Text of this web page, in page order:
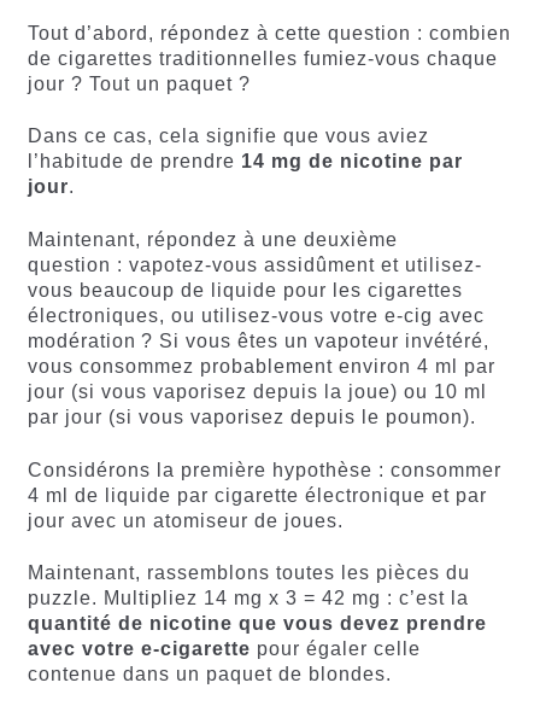
Tout d’abord, répondez à cette question : combien
de cigarettes traditionnelles fumiez-vous chaque
jour ? Tout un paquet ?
Dans ce cas, cela signifie que vous aviez
l’habitude de prendre 14 mg de nicotine par
jour.
Maintenant, répondez à une deuxième
question : vapotez-vous assidûment et utilisez-
vous beaucoup de liquide pour les cigarettes
électroniques, ou utilisez-vous votre e-cig avec
modération ? Si vous êtes un vapoteur invétéré,
vous consommez probablement environ 4 ml par
jour (si vous vaporisez depuis la joue) ou 10 ml
par jour (si vous vaporisez depuis le poumon).
Considérons la première hypothèse : consommer
4 ml de liquide par cigarette électronique et par
jour avec un atomiseur de joues.
Maintenant, rassemblons toutes les pièces du
puzzle. Multipliez 14 mg x 3 = 42 mg : c’est la
quantité de nicotine que vous devez prendre
avec votre e-cigarette pour égaler celle
contenue dans un paquet de blondes.